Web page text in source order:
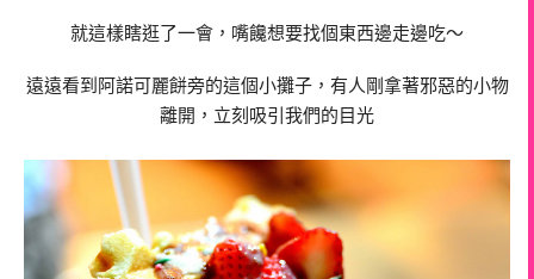
就這樣瞎逛了一會，嘴饞想要找個東西邊走邊吃～
遠遠看到阿諾可麗餅旁的這個小攤子，有人剛拿著邪惡的小物
離開，立刻吸引我們的目光